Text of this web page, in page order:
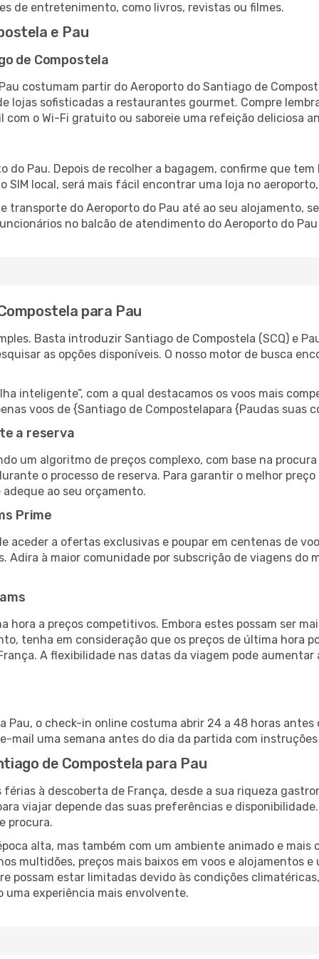
de entretenimento, como livros, revistas ou filmes.
e Pau
de Compostela
costumam partir do Aeroporto do Santiago de
lojas sofisticadas a restaurantes gourmet. Compre
o Wi-Fi gratuito ou saboreie uma refeição deliciosa
do Pau. Depois de recolher a bagagem, confirme que
SIM local, será mais fácil encontrar uma loja no
transporte do Aeroporto do Pau até ao seu alojamento,
no balcão de atendimento do Aeroporto do
para Pau
Basta introduzir Santiago de Compostela (SCQ) e
as opções disponíveis. O nosso motor de busca
inteligente”, com a qual destacamos os voos mais
voos de {Santiago de Compostelapara {Paudas suas
a reserva
um algoritmo de preços complexo, com base na
o processo de reserva. Para garantir o melhor preço
ao seu orçamento.
Prime
aceder a ofertas exclusivas e poupar em centenas de
à maior comunidade por subscrição de viagens do
hora a preços competitivos. Embora estes possam ser
tenha em consideração que os preços de última hora
A flexibilidade nas datas da viagem pode
Pau, o check-in online costuma abrir 24 a 48 horas
mail uma semana antes do dia da partida com
de Compostela para Pau
férias à descoberta de França, desde a sua riqueza
viajar depende das suas preferências e
procura.
alta, mas também com um ambiente animado e
multidões, preços mais baixos em voos e alojamentos
possam estar limitadas devido às condições
experiência mais envolvente.